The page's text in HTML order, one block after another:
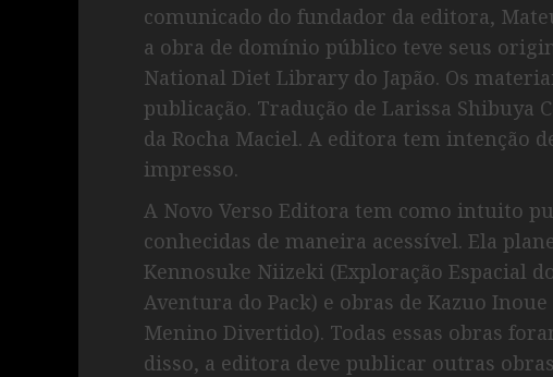
comunicado do fundador da editora,
a obra de domínio público teve seus
National Diet Library do Japão. Os
publicação. Tradução de Larissa Shibuya
da Rocha Maciel. A editora tem intenção
impresso.
A Novo Verso Editora tem como intuito
conhecidas de maneira acessível. Ela
Kennosuke Niizeki (Exploração Espacial
Aventura do Pack) e obras de Kazuo
Menino Divertido). Todas essas obras
disso, a editora deve publicar outras